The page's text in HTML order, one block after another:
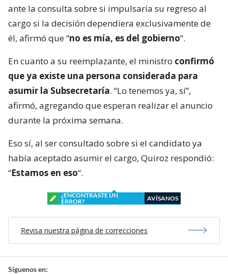
ante la consulta sobre si impulsaría su regreso al
cargo si la decisión dependiera exclusivamente de
él, afirmó que “no es mía, es del gobierno“.
En cuanto a su reemplazante, el ministro confirmó
que ya existe una persona considerada para
asumir la Subsecretaría. “Lo tenemos ya, sí”,
afirmó, agregando que esperan realizar el anuncio
durante la próxima semana.
Eso sí, al ser consultado sobre si el candidato ya
había aceptado asumir el cargo, Quiroz respondió:
“Estamos en eso“.
¿ENCONTRASTE UN
ERROR?
AVÍSANOS
Revisa nuestra página de correcciones
Síguenos en: